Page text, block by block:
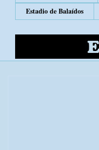
Estadio de Balaídos